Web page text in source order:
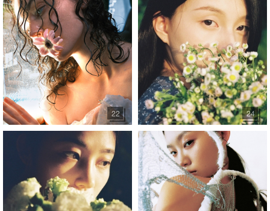
22 24